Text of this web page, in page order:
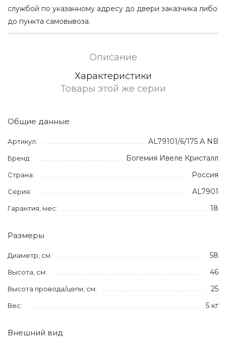
службой по указанному адресу до двери заказчика либо
до пункта самовывоза.
Описание
Характеристики
Товары этой же серии
Общие данные
Артикул: AL79101/6/175 A NB
Бренд: Богемия Ивеле Кристалл
Страна: Россия
Серия: AL7901
Гарантия, мес: 18
Размеры
Диаметр, см: 58
Высота, см: 46
Высота провода/цепи, см: 25
Вес: 5 кг
Внешний вид